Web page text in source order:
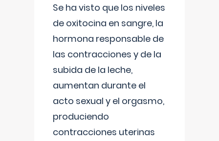
Se ha visto que los niveles
de oxitocina en sangre, la
hormona responsable de
las contracciones y de la
subida de la leche,
aumentan durante el
acto sexual y el orgasmo,
produciendo
contracciones uterinas